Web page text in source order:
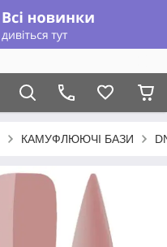
КАМУФЛЮЮЧІ БАЗИ